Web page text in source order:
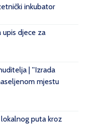
inkubator
upis djece za
| ''Izrada
mjestu
puta kroz